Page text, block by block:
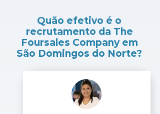
Quão efetivo é o
recrutamento da The
Foursales Company em
São Domingos do Norte?